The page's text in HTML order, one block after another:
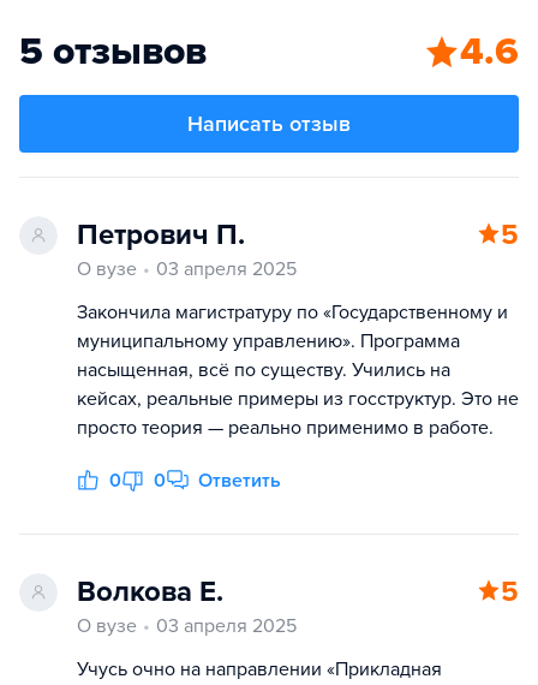
5 отзывов 4.6
Написать отзыв
Петрович П. 5
О вузе
03 апреля 2025
Закончила магистратуру по «Государственному и
муниципальному управлению». Программа
насыщенная, всё по существу. Учились на
кейсах, реальные примеры из госструктур. Это не
просто теория — реально применимо в работе.
0 0 Ответить
Волкова Е. 5
О вузе
03 апреля 2025
Учусь очно на направлении «Прикладная